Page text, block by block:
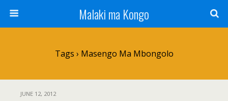
Malaki ma Kongo
Tags › Masengo Ma Mbongolo
JUNE 12, 2012